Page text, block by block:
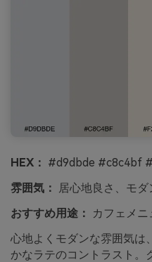
HEX： #d9dbde #c8c4bf
雰囲気：
居心地良さ、モ
おすすめ用途：
カフェメ
心地よくモダンな雰囲気は
かなラテのコントラスト。